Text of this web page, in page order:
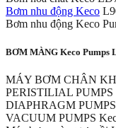
Bơm nhu động Keco
Bơm nhu động Keco
BƠM MÀNG Keco Pumps
MÁY BƠM CHÂN
PERISTILIAL PUMPS
DIAPHRAGM
VACUUM PUMPS